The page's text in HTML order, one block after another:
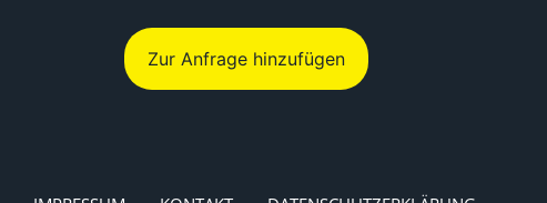
Zur Anfrage hinzufügen